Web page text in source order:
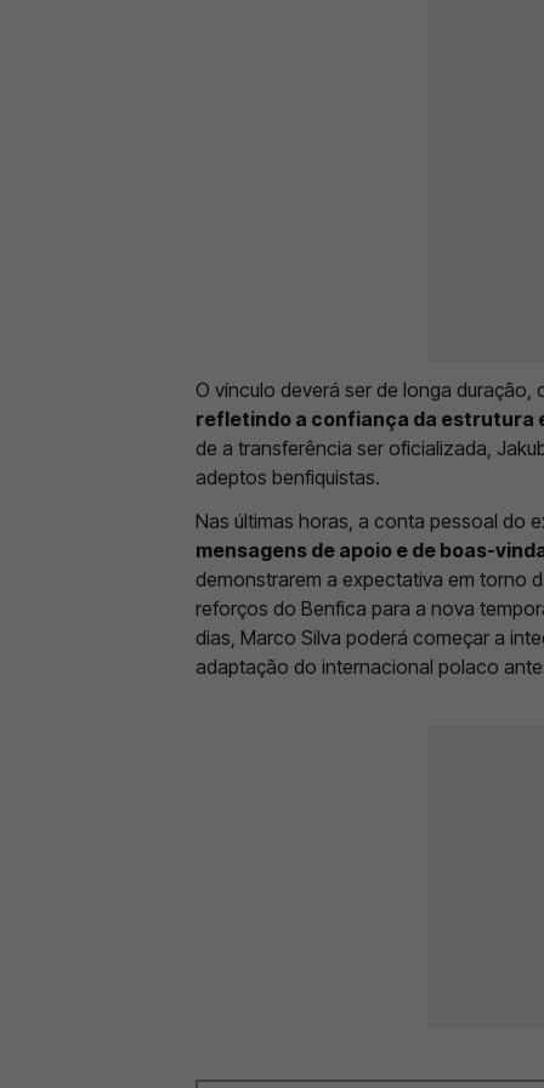
O vínculo deverá ser de longa duração,
refletindo a confiança da estrutura
de a transferência ser oficializada,
adeptos benfiquistas.
Nas últimas horas, a conta pessoal do
mensagens de apoio e de boas-
demonstrarem a expectativa em torno
reforços do Benfica para a nova
dias, Marco Silva poderá começar a
adaptação do internacional polaco